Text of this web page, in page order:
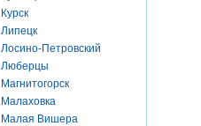
Курск
Липецк
Лосино-Петровский
Люберцы
Магнитогорск
Малаховка
Малая Вишера